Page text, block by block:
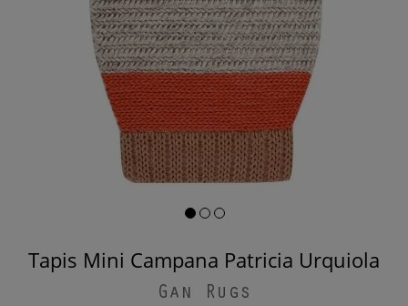
Tapis Mini Campana Patricia Urquiola
Gan Rugs